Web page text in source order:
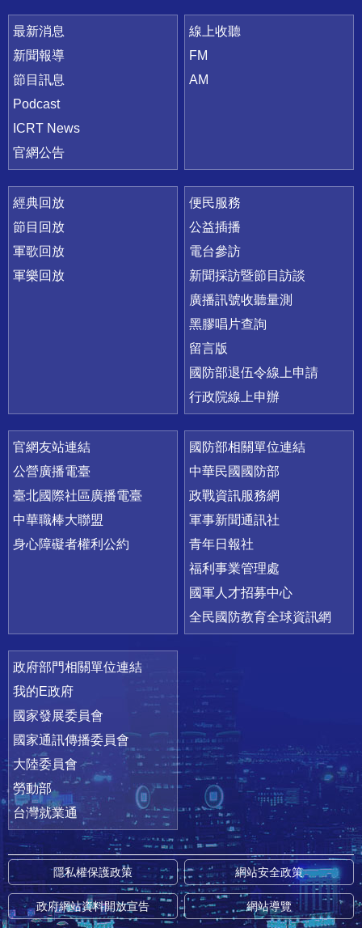
最新消息
新聞報導
節目訊息
Podcast
ICRT News
官網公告
線上收聽
FM
AM
經典回放
節目回放
軍歌回放
軍樂回放
便民服務
公益插播
電台參訪
新聞採訪暨節目訪談
廣播訊號收聽量測
黑膠唱片查詢
留言版
國防部退伍令線上申請
行政院線上申辦
官網友站連結
公營廣播電臺
臺北國際社區廣播電臺
中華職棒大聯盟
身心障礙者權利公約
國防部相關單位連結
中華民國國防部
政戰資訊服務網
軍事新聞通訊社
青年日報社
福利事業管理處
國軍人才招募中心
全民國防教育全球資訊網
政府部門相關單位連結
我的E政府
國家發展委員會
國家通訊傳播委員會
大陸委員會
勞動部
台灣就業通
隱私權保護政策 網站安全政策
政府網站資料開放宣告 網站導覽